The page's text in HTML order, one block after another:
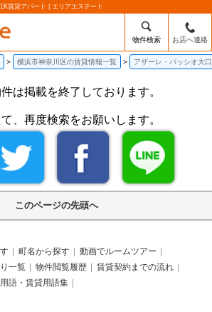
賃貸アパート | エリアエステート
物件検索 お店へ連絡
横浜市神奈川区の賃貸情報一覧 アザーレ・パッシオ大
は掲載を終了しております。
、再度検索をお願いします。
このページの先頭へ
町名から探す
動画でルームツアー
一覧 物件閲覧履歴
賃貸契約までの流れ
語・賃貸用語集